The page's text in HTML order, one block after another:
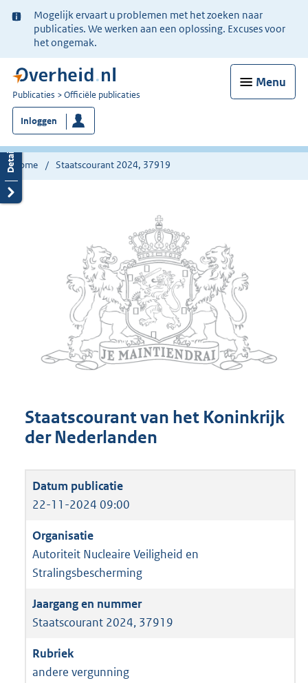
Ter
informatie:
Mogelijk ervaart u problemen met het zoeken naar
publicaties. We werken aan een oplossing. Excuses voor
het ongemak.
Menu
U
bent
nu
hier:
Publicaties Officiële publicaties
Inloggen
Home Staatscourant 2024, 37919
Staatscourant van het Koninkrijk
der Nederlanden
22-11-2024 09:00
Autoriteit Nucleaire Veiligheid en
Stralingsbescherming
Staatscourant 2024, 37919
andere vergunning